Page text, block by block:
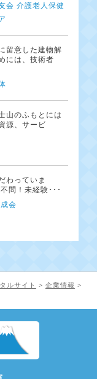
会 介護老人保健
留意した建物解
には、技術者
山のふもとには
源、サービ
わっていま
問！未経験･･･
会
ルサイト > 企業情報 >